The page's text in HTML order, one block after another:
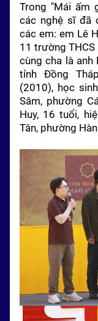
Trong "Mái ấm
các nghệ sĩ đã
các em: em Lê
11 trường THCS
cùng cha là anh
tỉnh Đồng
(2010), học
Sâm, phường
Huy, 16 tuổi,
Tân, phường